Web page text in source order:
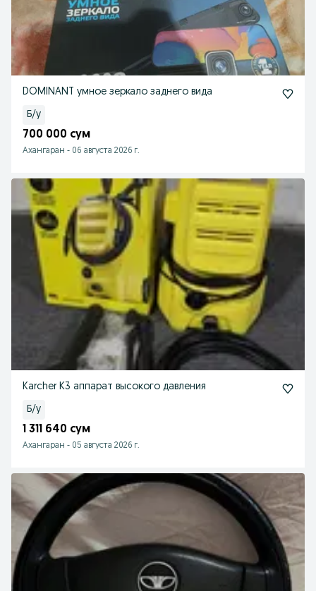
DOMINANT умное зеркало заднего вида
Б/у
700 000 сум
Ахангаран - 06 августа 2026 г.
Karcher K3 аппарат высокого давления
Б/у
1 311 640 сум
Ахангаран - 05 августа 2026 г.